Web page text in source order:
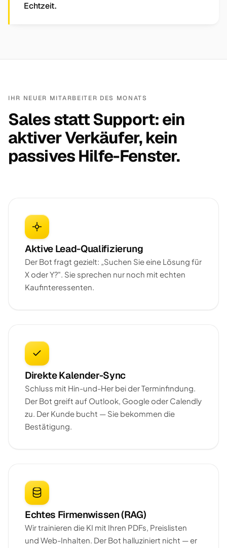
Echtzeit.
IHR NEUER MITARBEITER DES MONATS
Sales statt Support: ein
aktiver Verkäufer, kein
passives Hilfe-Fenster.
Aktive Lead-Qualifizierung
Der Bot fragt gezielt: „Suchen Sie eine Lösung für
X oder Y?". Sie sprechen nur noch mit echten
Kaufinteressenten.
Direkte Kalender-Sync
Schluss mit Hin-und-Her bei der Terminfindung.
Der Bot greift auf Outlook, Google oder Calendly
zu. Der Kunde bucht — Sie bekommen die
Bestätigung.
Echtes Firmenwissen (RAG)
Wir trainieren die KI mit Ihren PDFs, Preislisten
und Web-Inhalten. Der Bot halluziniert nicht — er